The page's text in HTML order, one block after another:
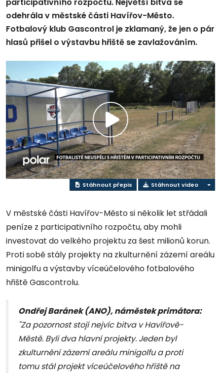
participativního rozpočtu. Největší bitva se
odehrála v městské části Havířov-Město.
Fotbalový klub Gascontrol je zklamaný, že jen o pár
hlasů přišel o výstavbu hřiště se zavlažováním.
Přehrát
video
Stáhnout přepis Stáhnout video
V městské části Havířov-Město si několik let střádali
peníze z participativního rozpočtu, aby mohli
investovat do velkého projektu za šest milionů korun.
Proti sobě stály projekty na zkulturnění zázemí areálu
minigolfu a výstavby víceúčelového fotbalového
hřiště Gascontrolu.
Ondřej Baránek (ANO), náměstek primátora:
"Za pozornost stojí nejvíc bitva v Havířově-
Městě. Byli dva hlavní projekty. Jeden byl
zkulturnění zázemí areálu minigolfu a proti
tomu stál projekt víceúčelového hřiště na